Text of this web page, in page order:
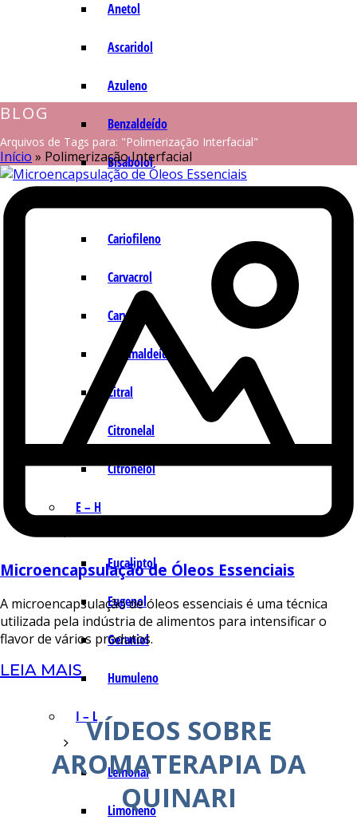
Anetol
Ascaridol
Azuleno
Benzaldeído
Bisabolol
Cariofileno
Carvacrol
Carvona
Cinamaldeído
Citral
Citronelal
Citronelol
E – H
Eucaliptol
Eugenol
Geraniol
Humuleno
I – L
Lemonal
Limoneno
BLOG
Arquivos de Tags para: "Polimerização Interfacial"
Início » Polimerização Interfacial
Microencapsulação de Óleos Essenciais
A microencapsulação de óleos essenciais é uma técnica
utilizada pela indústria de alimentos para intensificar o
flavor de vários produtos.
LEIA MAIS
VÍDEOS SOBRE
AROMATERAPIA DA
QUINARI